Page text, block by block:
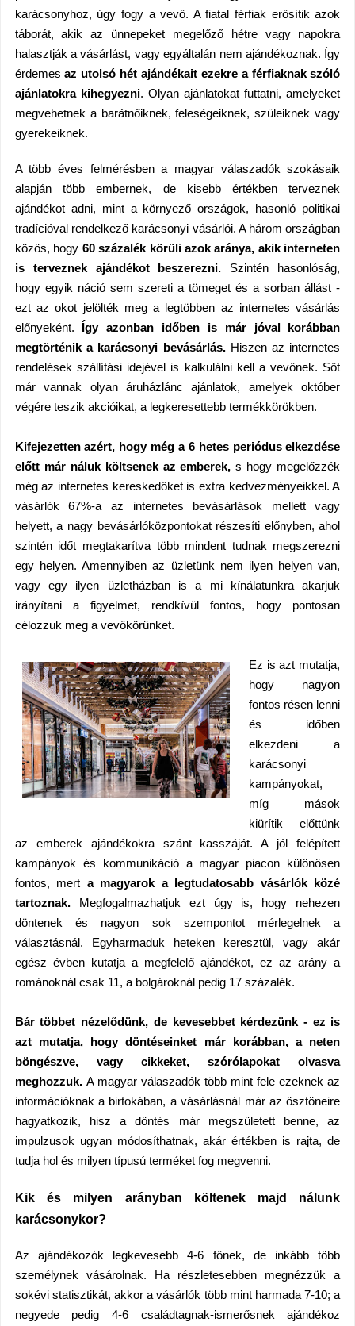
karácsonyhoz, úgy fogy a vevő. A fiatal férfiak erősítik azok
táborát, akik az ünnepeket megelőző hétre vagy napokra
halasztják a vásárlást, vagy egyáltalán nem ajándékoznak. Így
érdemesaz utolsó hét ajándékait ezekre a férfiaknak szóló
ajánlatokra kihegyezni. Olyan ajánlatokat futtatni, amelyeket
megvehetnek a barátnőiknek, feleségeiknek, szüleiknek vagy
gyerekeiknek.
A több éves felmérésben a magyar válaszadók szokásaik
alapján több embernek, de kisebb értékben terveznek
ajándékot adni, mint a környező országok, hasonló politikai
tradícióval rendelkező karácsonyi vásárlói. A három országban
közös, hogy 60 százalék körüli azok aránya, akik interneten
is terveznek ajándékot beszerezni. Szintén hasonlóság,
hogy egyik náció sem szereti a tömeget és a sorban állást -
ezt az okot jelölték meg a legtöbben az internetes vásárlás
előnyeként. Így azonban időben is már jóval korábban
megtörténik a karácsonyi bevásárlás. Hiszen az internetes
rendelések szállítási idejével is kalkulálni kell a vevőnek. Sőt
már vannak olyan áruházlánc ajánlatok, amelyek október
végére teszik akcióikat, a legkeresettebb termékkörökben.
Kifejezetten azért, hogy még a 6 hetes periódus elkezdése
előtt már náluk költsenek az emberek, s hogy megelőzzék
még az internetes kereskedőket is extra kedvezményeikkel. A
vásárlók 67%-a az internetes bevásárlások mellett vagy
helyett, a nagy bevásárlóközpontokat részesíti előnyben, ahol
szintén időt megtakarítva több mindent tudnak megszerezni
egy helyen. Amennyiben az üzletünk nem ilyen helyen van,
vagy egy ilyen üzletházban is a mi kínálatunkra akarjuk
irányítani a figyelmet, rendkívül fontos, hogy pontosan
célozzuk meg a vevőkörünket.
Ez is azt mutatja,
hogy nagyon
fontos résen lenni
és időben
elkezdeni a
karácsonyi
kampányokat,
míg mások
kiürítik előttünk
az emberek ajándékokra szánt kasszáját. A jól felépített
kampányok és kommunikáció a magyar piacon különösen
fontos, mert a magyarok a legtudatosabb vásárlók közé
tartoznak. Megfogalmazhatjuk ezt úgy is, hogy nehezen
döntenek és nagyon sok szempontot mérlegelnek a
választásnál. Egyharmaduk heteken keresztül, vagy akár
egész évben kutatja a megfelelő ajándékot, ez az arány a
románoknál csak 11, abolgároknál pedig 17 százalék.
Bár többet nézelődünk, de kevesebbet kérdezünk - ez is
azt mutatja, hogy döntéseinket már korábban, a neten
böngészve, vagy cikkeket, szórólapokat olvasva
meghozzuk. A magyar válaszadók több mint fele ezeknek az
információknak a birtokában, a vásárlásnál már az ösztöneire
hagyatkozik, hisz a döntés már megszületett benne, az
impulzusok ugyan módosíthatnak, akár értékben is rajta, de
tudja hol és milyen típusú terméket fog megvenni.
Kik és milyen arányban költenek majd nálunk
karácsonykor?
Az ajándékozók legkevesebb 4-6 főnek, de inkább több
személynek vásárolnak. Ha részletesebben megnézzük a
sokévi statisztikát, akkor a vásárlók több mint harmada 7-10; a
negyede pedig 4-6 családtagnak-ismerősnek ajándékoz